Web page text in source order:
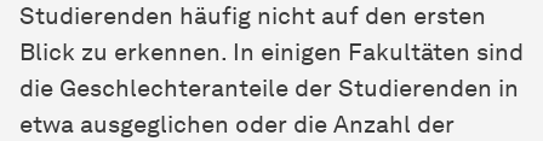
Studierenden häufig nicht auf den ersten
Blick zu erkennen. In einigen Fakultäten sind
die Geschlechteranteile der Studierenden in
etwa ausgeglichen oder die Anzahl der